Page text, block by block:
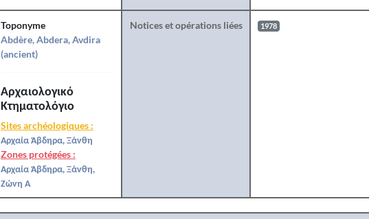
Toponyme
Abdère, Abdera, Avdira
(ancient)
Αρχαιολογικό
Κτηματολόγιο
Sites archéologiques :
Αρχαία Άβδηρα, Ξάνθη
Zones protégées :
Αρχαία Άβδηρα, Ξάνθη,
Ζώνη Α
Notices et opérations liées 1978